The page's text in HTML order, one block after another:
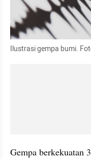
Ilustrasi gempa bumi.
Gempa berkekuatan